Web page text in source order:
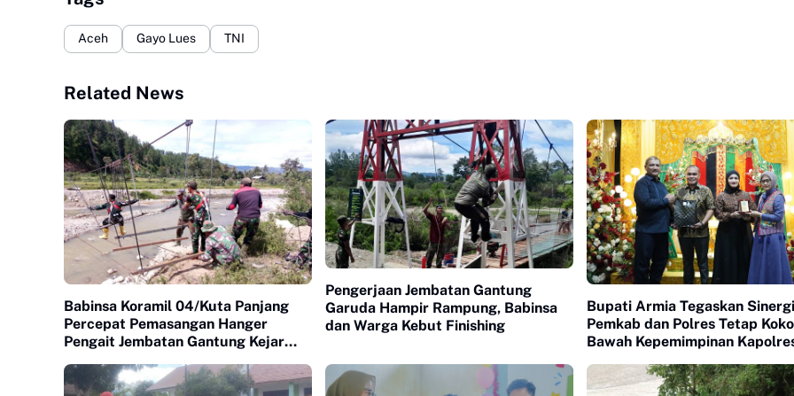
Aceh Gayo Lues TNI
Related News
Babinsa Koramil 04/Kuta Panjang
Percepat Pemasangan Hanger
Pengait Jembatan Gantung Kejar
Pengerjaan Jembatan Gantung
Garuda Hampir Rampung, Babinsa
dan Warga Kebut Finishing
Bupati Armia Tegaskan Sinergi
Pemkab dan Polres Tetap
Bawah Kepemimpinan